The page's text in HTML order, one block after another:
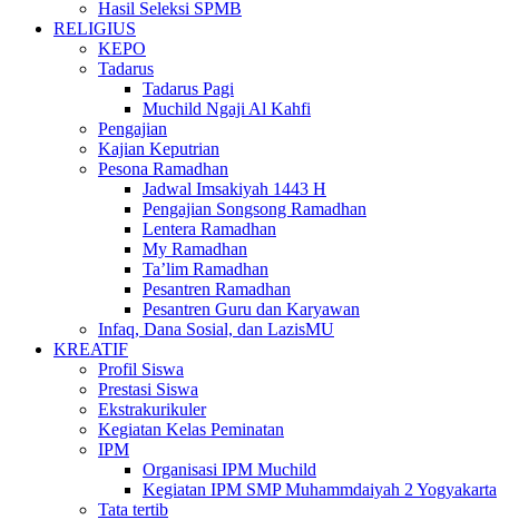
Hasil Seleksi SPMB
RELIGIUS
KEPO
Tadarus
Tadarus Pagi
Muchild Ngaji Al Kahfi
Pengajian
Kajian Keputrian
Pesona Ramadhan
Jadwal Imsakiyah 1443 H
Pengajian Songsong Ramadhan
Lentera Ramadhan
My Ramadhan
Ta’lim Ramadhan
Pesantren Ramadhan
Pesantren Guru dan Karyawan
Infaq, Dana Sosial, dan LazisMU
KREATIF
Profil Siswa
Prestasi Siswa
Ekstrakurikuler
Kegiatan Kelas Peminatan
IPM
Organisasi IPM Muchild
Kegiatan IPM SMP Muhammdaiyah 2 Yogyakarta
Tata tertib